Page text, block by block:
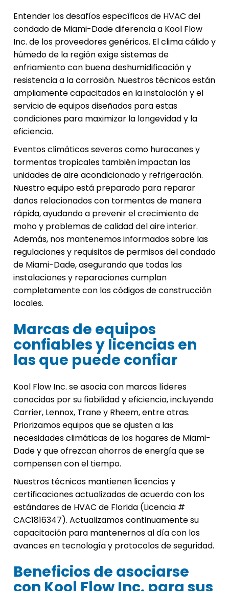
Entender los desafíos específicos de HVAC del
condado de Miami-Dade diferencia a Kool Flow
Inc. de los proveedores genéricos. El clima cálido y
húmedo de la región exige sistemas de
enfriamiento con buena deshumidificación y
resistencia a la corrosión. Nuestros técnicos están
ampliamente capacitados en la instalación y el
servicio de equipos diseñados para estas
condiciones para maximizar la longevidad y la
eficiencia.
Eventos climáticos severos como huracanes y
tormentas tropicales también impactan las
unidades de aire acondicionado y refrigeración.
Nuestro equipo está preparado para reparar
daños relacionados con tormentas de manera
rápida, ayudando a prevenir el crecimiento de
moho y problemas de calidad del aire interior.
Además, nos mantenemos informados sobre las
regulaciones y requisitos de permisos del condado
de Miami-Dade, asegurando que todas las
instalaciones y reparaciones cumplan
completamente con los códigos de construcción
locales.
Marcas de equipos
confiables y licencias en
las que puede confiar
Kool Flow Inc. se asocia con marcas líderes
conocidas por su fiabilidad y eficiencia, incluyendo
Carrier, Lennox, Trane y Rheem, entre otras.
Priorizamos equipos que se ajusten a las
necesidades climáticas de los hogares de Miami-
Dade y que ofrezcan ahorros de energía que se
compensen con el tiempo.
Nuestros técnicos mantienen licencias y
certificaciones actualizadas de acuerdo con los
estándares de HVAC de Florida (Licencia #
CAC1816347). Actualizamos continuamente su
capacitación para mantenernos al día con los
avances en tecnología y protocolos de seguridad.
Beneficios de asociarse